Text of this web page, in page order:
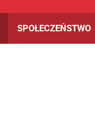
SPOŁECZEŃSTWO